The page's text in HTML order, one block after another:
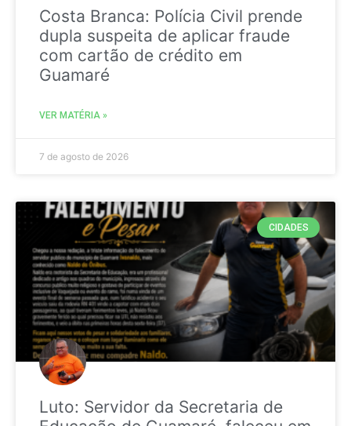
Costa Branca: Polícia Civil prende
dupla suspeita de aplicar fraude
com cartão de crédito em
Guamaré
VER MATÉRIA »
7 de agosto de 2026
CIDADES
Luto: Servidor da Secretaria de